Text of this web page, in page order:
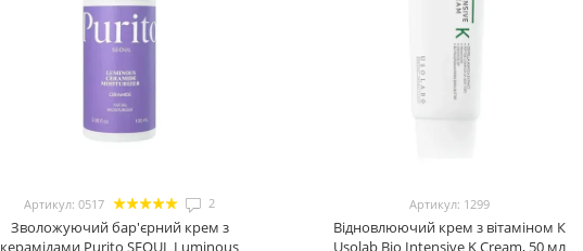
Артикул: 0517 2
Зволожуючий бар'єрний крем з
керамідами Purito SEOUL Luminous
Артикул: 1299
Відновлюючий крем з вітаміном К
Usolab Bio Intensive K Cream, 50 мл